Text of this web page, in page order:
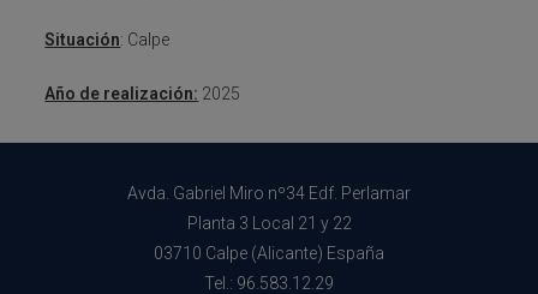
Situación: Calpe
Año de realización: 2025
Avda. Gabriel Miro nº34 Edf. Perlamar
Planta 3 Local 21 y 22
03710 Calpe (Alicante) España
Tel.: 96.583.12.29